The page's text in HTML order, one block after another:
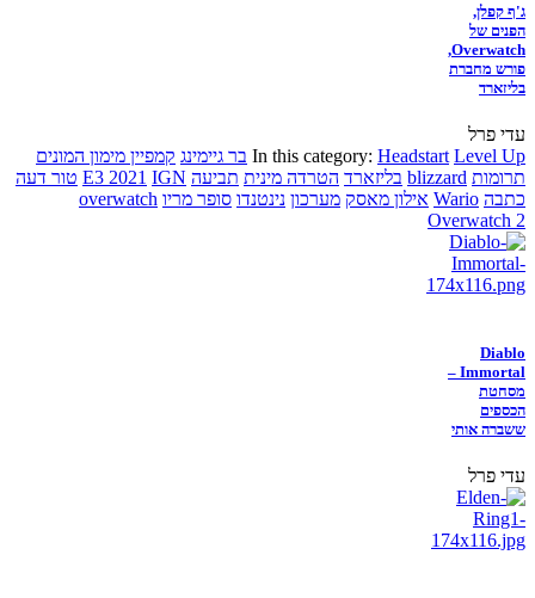
ג'ף קפלן,
הפנים של
Overwatch,
פורש מחברת
בליזארד
עדי פרל
In this category: Headstart Level Up בר גיימינג קמפיין מימון המונים
תרומות blizzard בליזארד הטרדה מינית תביעה E3 2021 IGN
טור דעה
כתבה Wario אילון מאסק מערכון נינטנדו סופר מריו overwatch
Overwatch 2
Diablo
Immortal –
מסחטת
הכספים
ששברה אותי
עדי פרל